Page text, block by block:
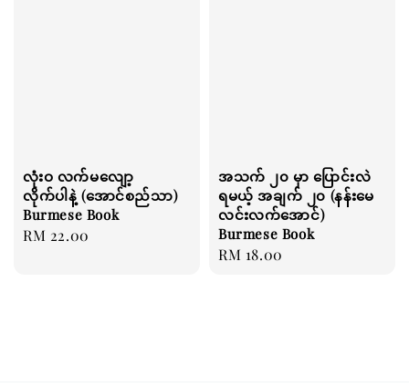
လုံးဝ လက်မလျော့
လိုက်ပါနဲ့ (အောင်စည်သာ)
Burmese Book
Regular
RM 22.00
အသက် ၂၀ မှာ ပြောင်းလဲ
ရမယ့် အချက် ၂၀ (နန်းမေ
လင်းလက်အောင်)
Burmese Book
Regular
RM 18.00